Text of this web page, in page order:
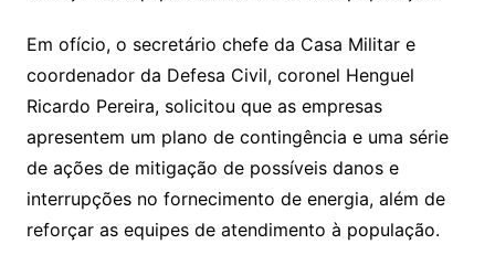
Em ofício, o secretário chefe da Casa Militar e
coordenador da Defesa Civil, coronel Henguel
Ricardo Pereira, solicitou que as empresas
apresentem um plano de contingência e uma série
de ações de mitigação de possíveis danos e
interrupções no fornecimento de energia, além de
reforçar as equipes de atendimento à população.